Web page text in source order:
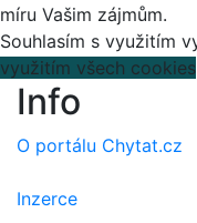
míru Vašim zájmům.
Souhlasím s využitím
využitím všech cookies
Info
O portálu Chytat.cz
Inzerce